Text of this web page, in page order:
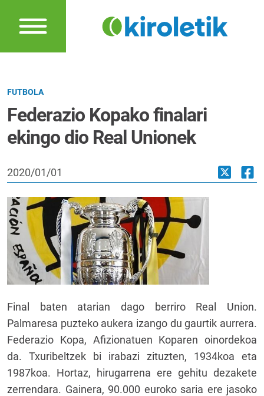
FUTBOLA
Federazio Kopako finalari
ekingo dio Real Unionek
2020/01/01
Final baten atarian dago berriro Real Union.
Palmaresa puzteko aukera izango du gaurtik aurrera.
Federazio Kopa, Afizionatuen Koparen oinordekoa
da. Txuribeltzek bi irabazi zituzten, 1934koa eta
1987koa. Hortaz, hirugarrena ere gehitu dezakete
zerrendara. Gainera, 90.000 euroko saria ere jasoko